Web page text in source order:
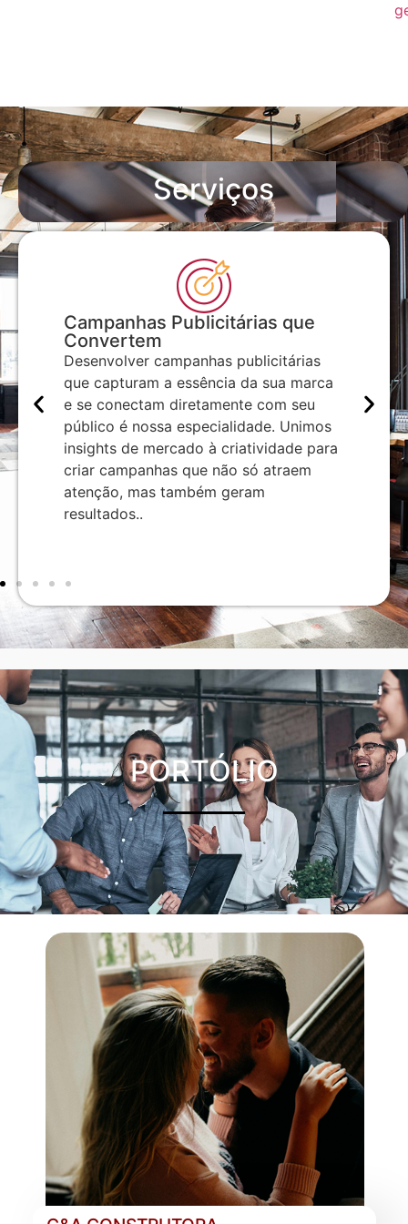
Serviços
Campanhas Publicitárias que
Convertem
Desenvolver campanhas publicitárias
que capturam a essência da sua marca
e se conectam diretamente com seu
público é nossa especialidade. Unimos
insights de mercado à criatividade para
criar campanhas que não só atraem
atenção, mas também geram
resultados..
do
PORTÓLIO